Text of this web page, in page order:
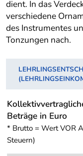
dient. In das
verschiedene
des Instrumentes
Tonzungen nach.
Beträge in Euro
* Brutto = Wert VOR
Steuern)